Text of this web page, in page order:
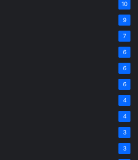
10
9
7
6
6
6
4
4
3
3